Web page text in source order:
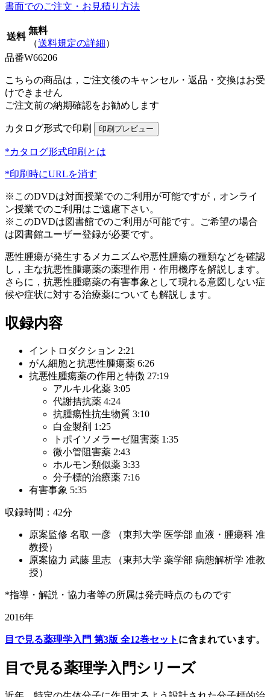
書面でのご注文・お見積り方法
送料
無料
（送料規定の詳細）
品番W66206
こちらの商品は，ご注文後のキャンセル・返品・交換はお受
けできません
ご注文前の納期確認をお勧めします
カタログ形式で印刷
*カタログ形式印刷とは
*印刷時にURLを消す
※このDVDは対面授業でのご利用が可能ですが，オンライ
ン授業でのご利用はご遠慮下さい。
※このDVDは図書館でのご利用が可能です。ご希望の場合
は図書館ユーザー登録が必要です。
悪性腫瘍が発生するメカニズムや悪性腫瘍の種類などを確認
し，主な抗悪性腫瘍薬の薬理作用・作用機序を解説します。
さらに，抗悪性腫瘍薬の有害事象として現れる意図しない症
候や症状に対する治療薬についても解説します。
収録内容
イントロダクション 2:21
がん細胞と抗悪性腫瘍薬 6:26
抗悪性腫瘍薬の作用と特徴 27:19
アルキル化薬 3:05
代謝拮抗薬 4:24
抗腫瘍性抗生物質 3:10
白金製剤 1:25
トポイソメラーゼ阻害薬 1:35
微小管阻害薬 2:43
ホルモン類似薬 3:33
分子標的治療薬 7:16
有害事象 5:35
収録時間：42分
原案監修 名取 一彦 （東邦大学 医学部 血液・腫瘍科 准
教授）
原案協力 武藤 里志 （東邦大学 薬学部 病態解析学 准教
授）
*指導・解説・協力者等の所属は発売時点のものです
2016年
目で見る薬理学入門 第3版 全12巻セット に含まれています。
目で見る薬理学入門シリーズ